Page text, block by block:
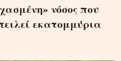
νόσος που
εκατομμύρια